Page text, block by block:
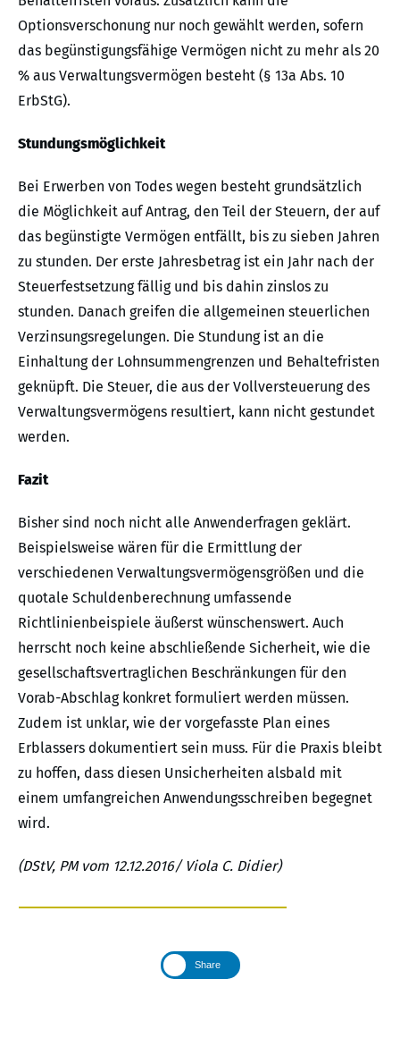
Optionsverschonung nur noch gewählt werden, sofern
das begünstigungsfähige Vermögen nicht zu mehr als 20
% aus Verwaltungsvermögen besteht (§ 13a Abs. 10
ErbStG).
Stundungsmöglichkeit
Bei Erwerben von Todes wegen besteht grundsätzlich
die Möglichkeit auf Antrag, den Teil der Steuern, der auf
das begünstigte Vermögen entfällt, bis zu sieben Jahren
zu stunden. Der erste Jahresbetrag ist ein Jahr nach der
Steuerfestsetzung fällig und bis dahin zinslos zu
stunden. Danach greifen die allgemeinen steuerlichen
Verzinsungsregelungen. Die Stundung ist an die
Einhaltung der Lohnsummengrenzen und Behaltefristen
geknüpft. Die Steuer, die aus der Vollversteuerung des
Verwaltungsvermögens resultiert, kann nicht gestundet
werden.
Fazit
Bisher sind noch nicht alle Anwenderfragen geklärt.
Beispielsweise wären für die Ermittlung der
verschiedenen Verwaltungsvermögensgrößen und die
quotale Schuldenberechnung umfassende
Richtlinienbeispiele äußerst wünschenswert. Auch
herrscht noch keine abschließende Sicherheit, wie die
gesellschaftsvertraglichen Beschränkungen für den
Vorab-Abschlag konkret formuliert werden müssen.
Zudem ist unklar, wie der vorgefasste Plan eines
Erblassers dokumentiert sein muss. Für die Praxis bleibt
zu hoffen, dass diesen Unsicherheiten alsbald mit
einem umfangreichen Anwendungsschreiben begegnet
wird.
(DStV, PM vom 12.12.2016/ Viola C. Didier)
Share